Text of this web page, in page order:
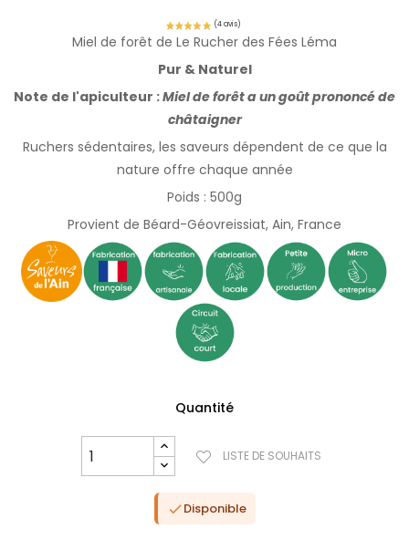
Miel de forêt de Le Rucher des Fées Léma
Pur & Naturel
Note de l'apiculteur :Miel de forêt a un goût prononcé de
châtaigner
Ruchers sédentaires, les saveurs dépendent de ce que la
nature offre chaque année
Poids : 500g
Provient de Béard-Géovreissiat, Ain, France
Quantité
LISTE DE SOUHAITS
Disponible